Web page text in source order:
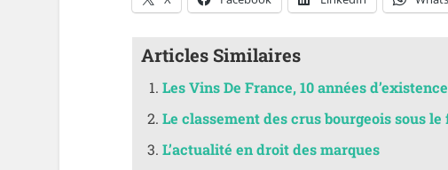
Articles Similaires
Les Vins De France, 10 années
Le classement des crus bourgeois sous
L’actualité en droit des marques